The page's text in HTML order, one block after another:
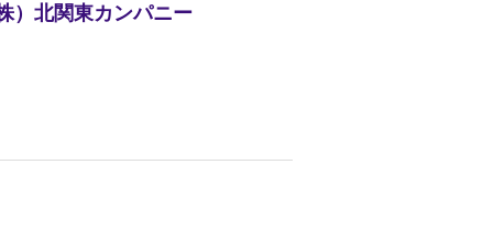
）北関東カンパニー